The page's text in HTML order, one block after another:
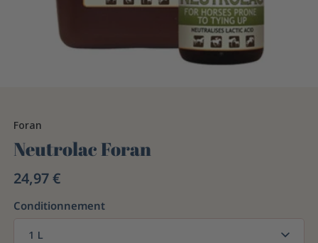
Foran
Neutrolac Foran
24,97 €
Conditionnement
1 L